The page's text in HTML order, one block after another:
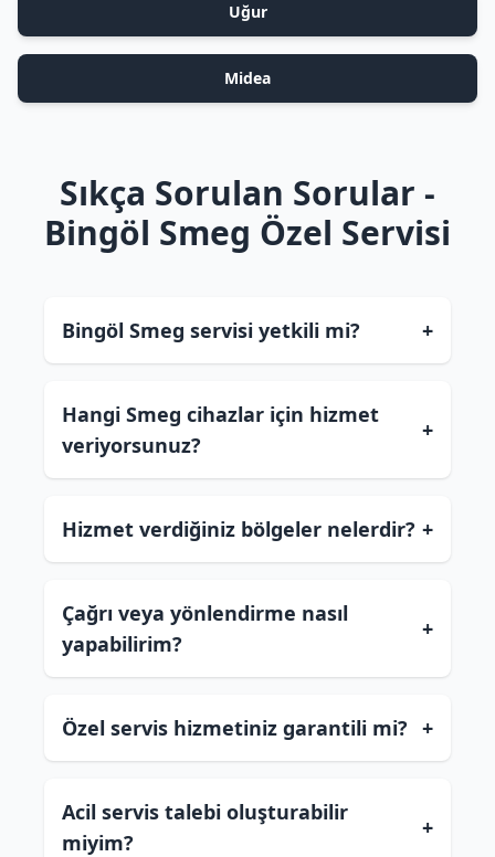
Uğur
Midea
Sıkça Sorulan Sorular -
Bingöl Smeg Özel Servisi
Bingöl Smeg servisi yetkili mi? +
Hangi Smeg cihazlar için hizmet
veriyorsunuz?
+
Hizmet verdiğiniz bölgeler nelerdir? +
Çağrı veya yönlendirme nasıl
yapabilirim?
+
Özel servis hizmetiniz garantili mi? +
Acil servis talebi oluşturabilir
miyim?
+